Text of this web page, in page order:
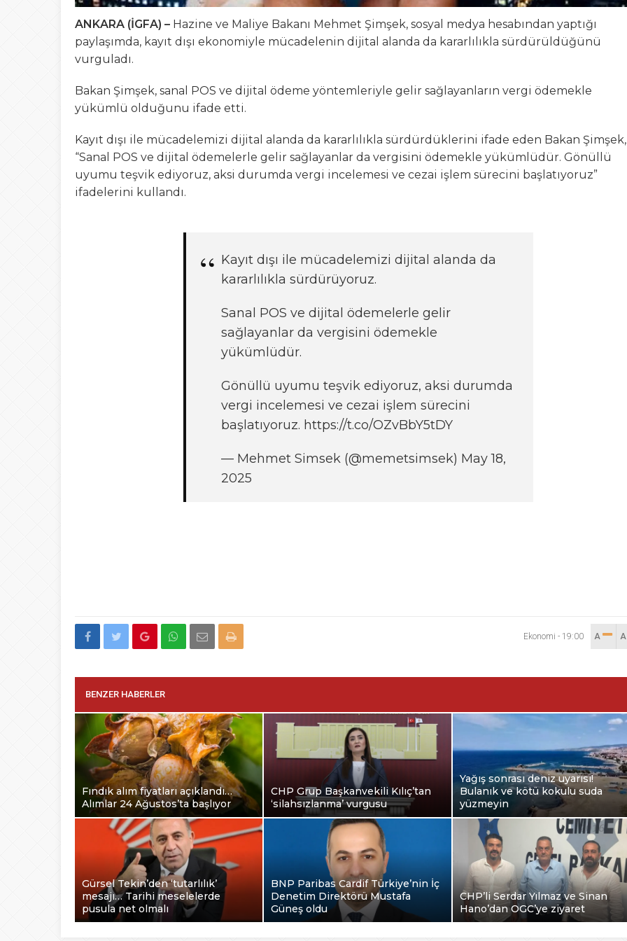
ANKARA (İGFA) – Hazine ve Maliye Bakanı Mehmet Şimşek, sosyal medya hesabından yaptığı
paylaşımda, kayıt dışı ekonomiyle mücadelenin dijital alanda da kararlılıkla sürdürüldüğünü
vurguladı.
Bakan Şimşek, sanal POS ve dijital ödeme yöntemleriyle gelir sağlayanların vergi ödemekle
yükümlü olduğunu ifade etti.
Kayıt dışı ile mücadelemizi dijital alanda da kararlılıkla sürdürdüklerini ifade eden Bakan Şimşek,
“Sanal POS ve dijital ödemelerle gelir sağlayanlar da vergisini ödemekle yükümlüdür. Gönüllü
uyumu teşvik ediyoruz, aksi durumda vergi incelemesi ve cezai işlem sürecini başlatıyoruz”
ifadelerini kullandı.
Kayıt dışı ile mücadelemizi dijital alanda da
kararlılıkla sürdürüyoruz.
Sanal POS ve dijital ödemelerle gelir
sağlayanlar da vergisini ödemekle
yükümlüdür.
Gönüllü uyumu teşvik ediyoruz, aksi durumda
vergi incelemesi ve cezai işlem sürecini
başlatıyoruz. https://t.co/OZvBbY5tDY
— Mehmet Simsek (@memetsimsek) May 18,
2025
Ekonomi - 19:00 A
BENZER HABERLER
Fındık alım fiyatları açıklandı…
Alımlar 24 Ağustos’ta başlıyor
CHP Grup Başkanvekili Kılıç’tan
‘silahsızlanma’ vurgusu
Yağış sonrası deniz uyarısı!
Bulanık ve kötü kokulu suda
yüzmeyin
Gürsel Tekin’den ‘tutarlılık’
mesajı… Tarihi meselelerde
pusula net olmalı
BNP Paribas Cardif Türkiye’nin İç
Denetim Direktörü Mustafa
Güneş oldu
CHP’li Serdar Yılmaz ve Sinan
Hano’dan OGC’ye ziyaret